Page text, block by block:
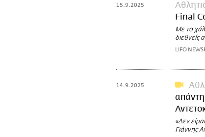
15.9.2025
Final
Με το
διεθνείς
LIFO
14.9.2025
«Δεν
Γιάννης